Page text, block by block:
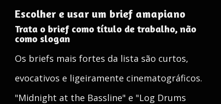
Escolher e usar um brief amapiano
Trata o brief como título de trabalho, não
como slogan
Os briefs mais fortes da lista são curtos,
evocativos e ligeiramente cinematográficos.
"Midnight at the Bassline" e "Log Drums